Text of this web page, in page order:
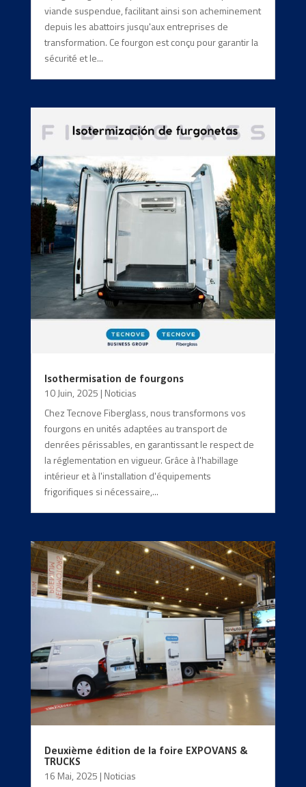
viande suspendue, facilitant ainsi son acheminement
depuis les abattoirs jusqu'aux entreprises de
transformation. Ce fourgon est conçu pour garantir la
sécurité et le...
Isothermisation de fourgons
10 Juin, 2025 | Noticias
Chez Tecnove Fiberglass, nous transformons vos
fourgons en unités adaptées au transport de
denrées périssables, en garantissant le respect de
la réglementation en vigueur. Grâce à l'habillage
intérieur et à l'installation d'équipements
frigorifiques si nécessaire,...
Deuxième édition de la foire EXPOVANS &
TRUCKS
16 Mai, 2025 | Noticias